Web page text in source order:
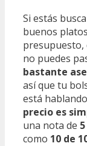
Si estás
buenos
presupuesto,
no puedes
bastante
así que tu
está
precio es
una nota de
como 10 de